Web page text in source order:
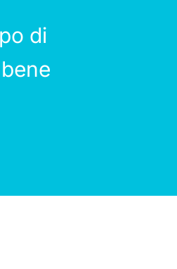
di